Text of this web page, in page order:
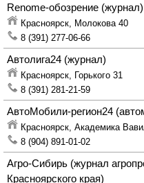
Renome-обозрение (журнал)
Красноярск, Молокова 40
8 (391) 277-06-66
Автолига24 (журнал)
Красноярск, Горького 31
8 (391) 281-21-59
АвтоМобили-регион24
Красноярск, Академика
8 (904) 891-01-02
Агро-Сибирь (журнал
Красноярского края)